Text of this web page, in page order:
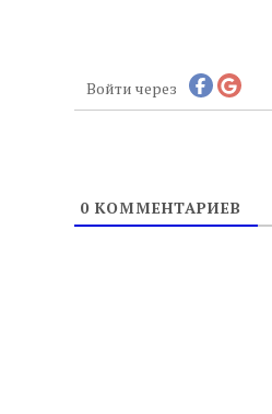
Войти через
0КОММЕНТАРИЕВ